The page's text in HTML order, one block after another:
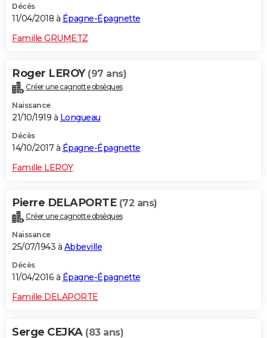
Décès
11/04/2018 à Épagne-Épagnette
Famille GRUMETZ
Roger LEROY (97 ans)
Créer une cagnotte obsèques
Naissance
21/10/1919 à Longueau
Décès
14/10/2017 à Épagne-Épagnette
Famille LEROY
Pierre DELAPORTE (72 ans)
Créer une cagnotte obsèques
Naissance
25/07/1943 à Abbeville
Décès
11/04/2016 à Épagne-Épagnette
Famille DELAPORTE
Serge CEJKA (83 ans)